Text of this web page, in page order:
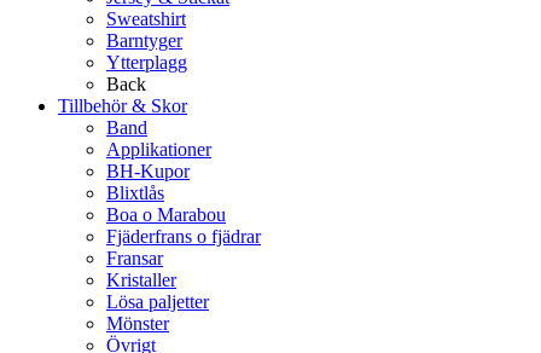
Sweatshirt
Barntyger
Ytterplagg
Back
Tillbehör & Skor
Band
Applikationer
BH-Kupor
Blixtlås
Boa o Marabou
Fjäderfrans o fjädrar
Fransar
Kristaller
Lösa paljetter
Mönster
Övrigt